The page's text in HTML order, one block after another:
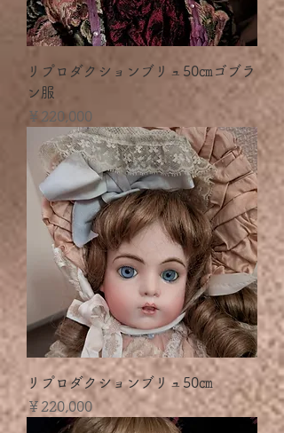
リプロダクションブリュ50㎝ゴブラ
ン服
価格
￥220,000
リプロダクションブリュ50㎝
価格
￥220,000